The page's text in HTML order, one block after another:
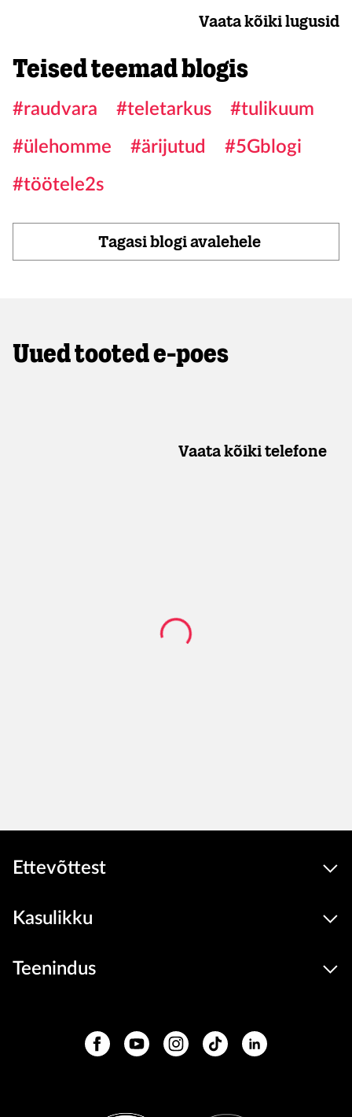
Vaata kõiki lugusid
Teised teemad blogis
#raudvara #teletarkus
#tulikuum
#ülehomme
#ärijutud
#5Gblogi
#töötele2s
Tagasi blogi avalehele
Uued tooted e-poes
Vaata kõiki telefone
Ettevõttest
Kasulikku
Teenindus